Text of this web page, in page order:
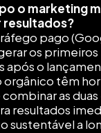
o marketing
resultados?
pago
os
após o
têm
as
resultados
sustentável a